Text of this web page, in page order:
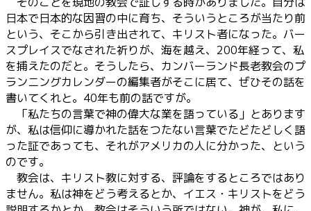
日本で日本的な因習の中に育ち、そういうところが当たり前
という、そこから引き出されて、キリスト者になった。バー
スプレイスでなされた祈りが、海を越え、200年経って、私
を捕えたのだと。そうしたら、カンバーランド長老教会のプ
ランニングカレンダーの編集者がそこに居て、ぜひその話を
書いてくれと。40年も前の話ですが。
「私たちの言葉で神の偉大な業を語っている」とあります
が、私は信仰に導かれた話をつたない言葉でたどたどしく語
った証であっても、それがアメリカの人に分かった、という
のです。
教会は、キリスト教に対する、評論をするところではあり
ません。私は神をどう考えるとか、イエス・キリストをどう